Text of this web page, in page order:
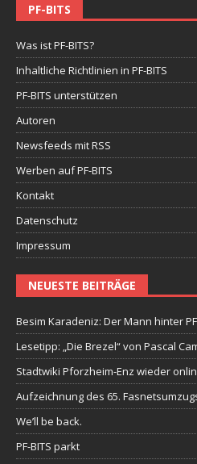
PF-BITS
Was ist PF-BITS?
Inhaltliche Richtlinien in PF-BITS
PF-BITS unterstützen
Autoren
Newsfeeds mit RSS
Werben auf PF-BITS
Kontakt
Datenschutz
Impressum
NEUESTE BEITRÄGE
Besim Karadeniz: Der Mann hinter
Lesetipp: „Die Brezel“ von Pascal
Stadtwiki Pforzheim-Enz wieder
Aufzeichnung des 65.
We’ll be back.
PF-BITS parkt